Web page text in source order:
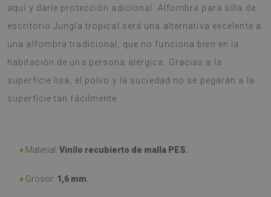
aquí y darle protección adicional. Alfombra para silla de
escritorio Jungla tropical será una alternativa excelente a
una alfombra tradicional, que no funciona bien en la
habitación de una persona alérgica. Gracias a la
superficie lisa, el polvo y la suciedad no se pegarán a la
superficie tan fácilmente.
♦ Material: Vinilo recubierto de malla PES.
♦ Grosor: 1,6 mm.